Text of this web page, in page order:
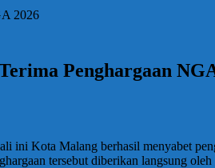
2026
Penghargaan
ini Kota Malang berhasil menyabet
tersebut diberikan langsung